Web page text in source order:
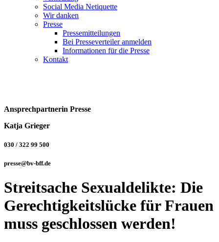
Social Media Netiquette
Wir danken
Presse
Pressemitteilungen
Bei Presseverteiler anmelden
Informationen für die Presse
Kontakt
Ansprechpartnerin Presse
Katja Grieger
030 / 322 99 500
presse@bv-bff.de
Streitsache Sexualdelikte: Die
Gerechtigkeitslücke für Frauen
muss geschlossen werden!